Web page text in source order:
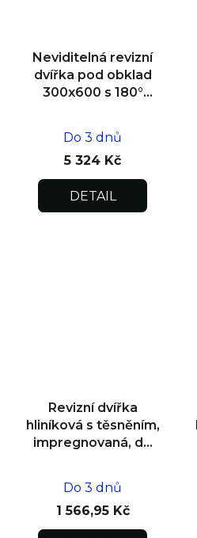
Neviditelná revizní
dvířka pod obklad
300x600 s 180°
Do 3 dnů
5 324 Kč
DETAIL
Revizní dvířka
hliníková s těsněním,
impregnovaná, do
Do 3 dnů
1 566,95 Kč